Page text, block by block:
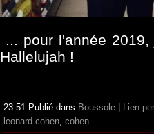
... pour l'année
Hallelujah !
23:51 Publié dans Boussole
Lien
leonard cohen, cohen